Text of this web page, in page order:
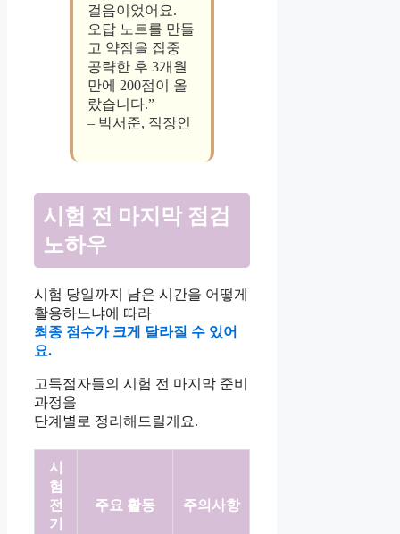
걸음이었어요.
오답 노트를 만들
고 약점을 집중
공략한 후 3개월
만에 200점이 올
랐습니다.”
– 박서준, 직장인
시험 전 마지막 점검
노하우
시험 당일까지 남은 시간을 어떻게
활용하느냐에 따라
최종 점수가 크게 달라질 수 있어
요.
고득점자들의 시험 전 마지막 준비
과정을
단계별로 정리해드릴게요.
시
험
전
기
주요 활동 주의사항